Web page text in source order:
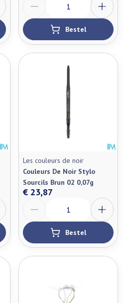
Bestel
Les couleurs de noir
Couleurs De Noir Stylo
Sourcils Brun 02 0,07g
€ 23,87
Bestel